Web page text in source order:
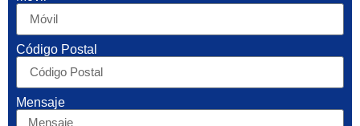
Código Postal
Mensaje